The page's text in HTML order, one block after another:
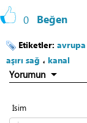
0 Beğen
Etiketler: avrupa
aşırı sağ ، kanal
Yorumun
İsim